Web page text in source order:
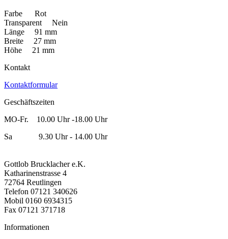
Farbe Rot
Transparent Nein
Länge 91 mm
Breite 27 mm
Höhe 21 mm
Kontakt
Kontaktformular
Geschäftszeiten
MO-Fr. 10.00 Uhr -18.00 Uhr
Sa 9.30 Uhr - 14.00 Uhr
Gottlob Brucklacher e.K.
Katharinenstrasse 4
72764 Reutlingen
Telefon 07121 340626
Mobil 0160 6934315
Fax 07121 371718
Informationen